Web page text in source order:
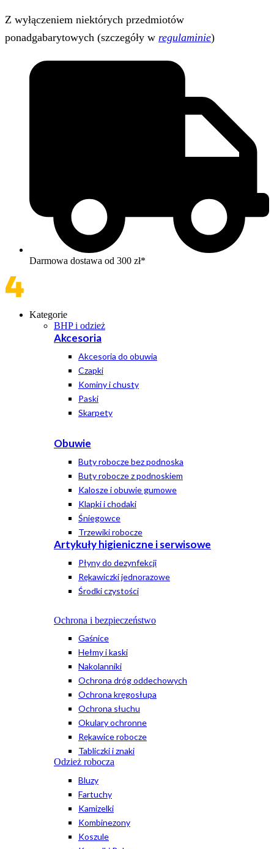
Z wyłączeniem niektórych przedmiotów
ponadgabarytowych (szczegóły w regulaminie)
Darmowa dostawa od 300 zł*
Kategorie
BHP i odzież
Akcesoria
Akcesoria do obuwia
Czapki
Kominy i chusty
Paski
Skarpety
Obuwie
Buty robocze bez podnoska
Buty robocze z podnoskiem
Kalosze i obuwie gumowe
Klapki i chodaki
Śniegowce
Trzewiki robocze
Artykuły higieniczne i serwisowe
Płyny do dezynfekcji
Rękawiczki jednorazowe
Środki czystości
Ochrona i bezpieczeństwo
Gaśnice
Hełmy i kaski
Nakolanniki
Ochrona dróg oddechowych
Ochrona kręgosłupa
Ochrona słuchu
Okulary ochronne
Rękawice robocze
Tabliczki i znaki
Odzież robocza
Bluzy
Fartuchy
Kamizelki
Kombinezony
Koszule